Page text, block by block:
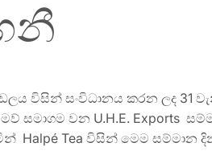
විසින් සංවිධානය කරන ලද 31
සමාගම වන U.H.E. Exports
Halpé Tea විසින් මෙම සම්මාන